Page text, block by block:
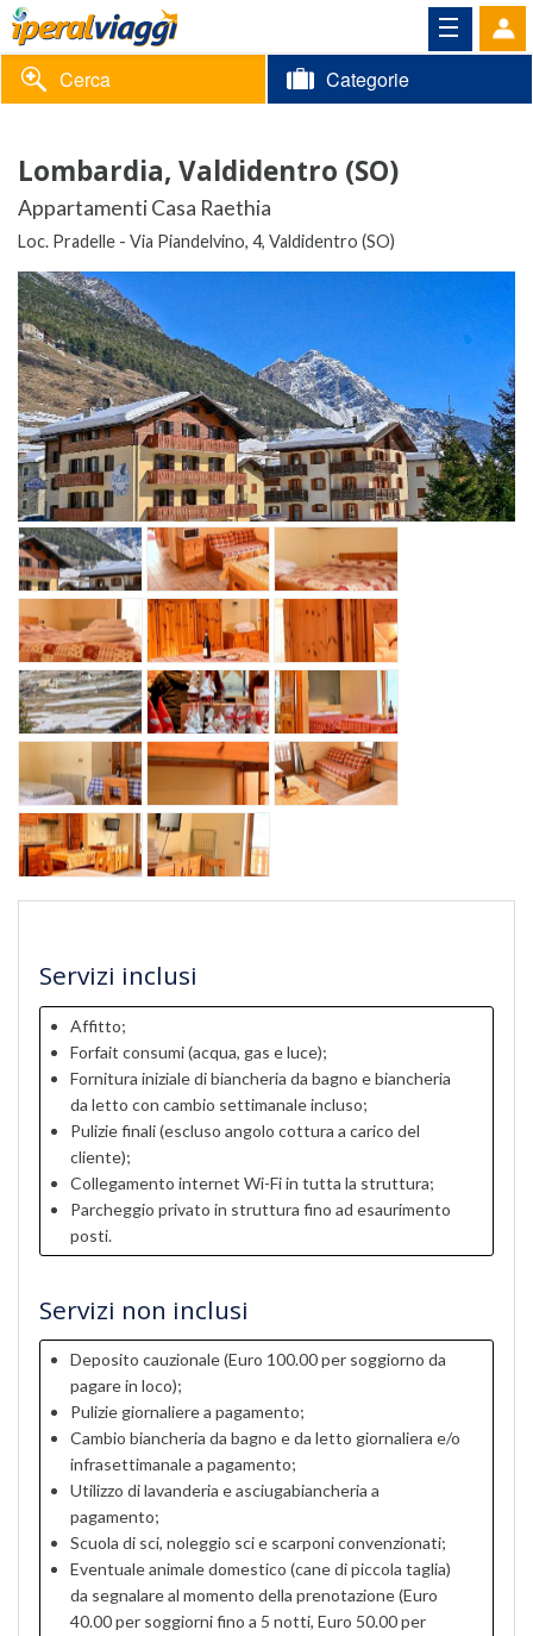
Volantino
Area
riservata
Informazioni
Contatti
Cerca Categorie
Lombardia, Valdidentro (SO)
Appartamenti Casa Raethia
Loc. Pradelle - Via Piandelvino, 4, Valdidentro (SO)
Servizi inclusi
Affitto;
Forfait consumi (acqua, gas e luce);
Fornitura iniziale di biancheria da bagno e biancheria
da letto con cambio settimanale incluso;
Pulizie finali (escluso angolo cottura a carico del
cliente);
Collegamento internet Wi-Fi in tutta la struttura;
Parcheggio privato in struttura fino ad esaurimento
posti.
Servizi non inclusi
Deposito cauzionale (Euro 100.00 per soggiorno da
pagare in loco);
Pulizie giornaliere a pagamento;
Cambio biancheria da bagno e da letto giornaliera e/o
infrasettimanale a pagamento;
Utilizzo di lavanderia e asciugabiancheria a
pagamento;
Scuola di sci, noleggio sci e scarponi convenzionati;
Eventuale animale domestico (cane di piccola taglia)
da segnalare al momento della prenotazione (Euro
40.00 per soggiorni fino a 5 notti, Euro 50.00 per